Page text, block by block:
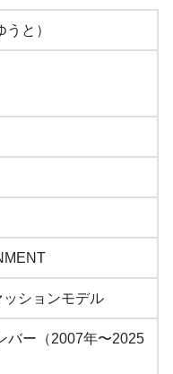
と）
ションモデル
バー（2007年〜2025